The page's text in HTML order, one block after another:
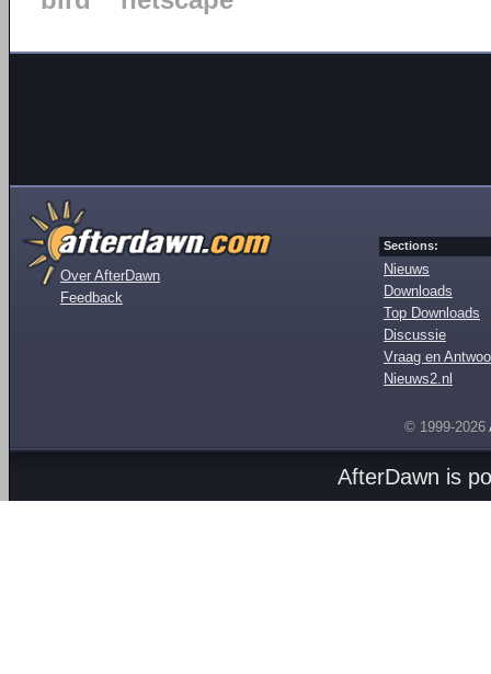
Over AfterDawn
Feedback
Sections:
Nieuws
Downloads
Top Downloads
Discussie
Vraag en
Nieuws2.nl
© 1999-2026
AfterDawn is